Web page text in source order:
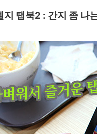
탭북2 : 간지 좀 나